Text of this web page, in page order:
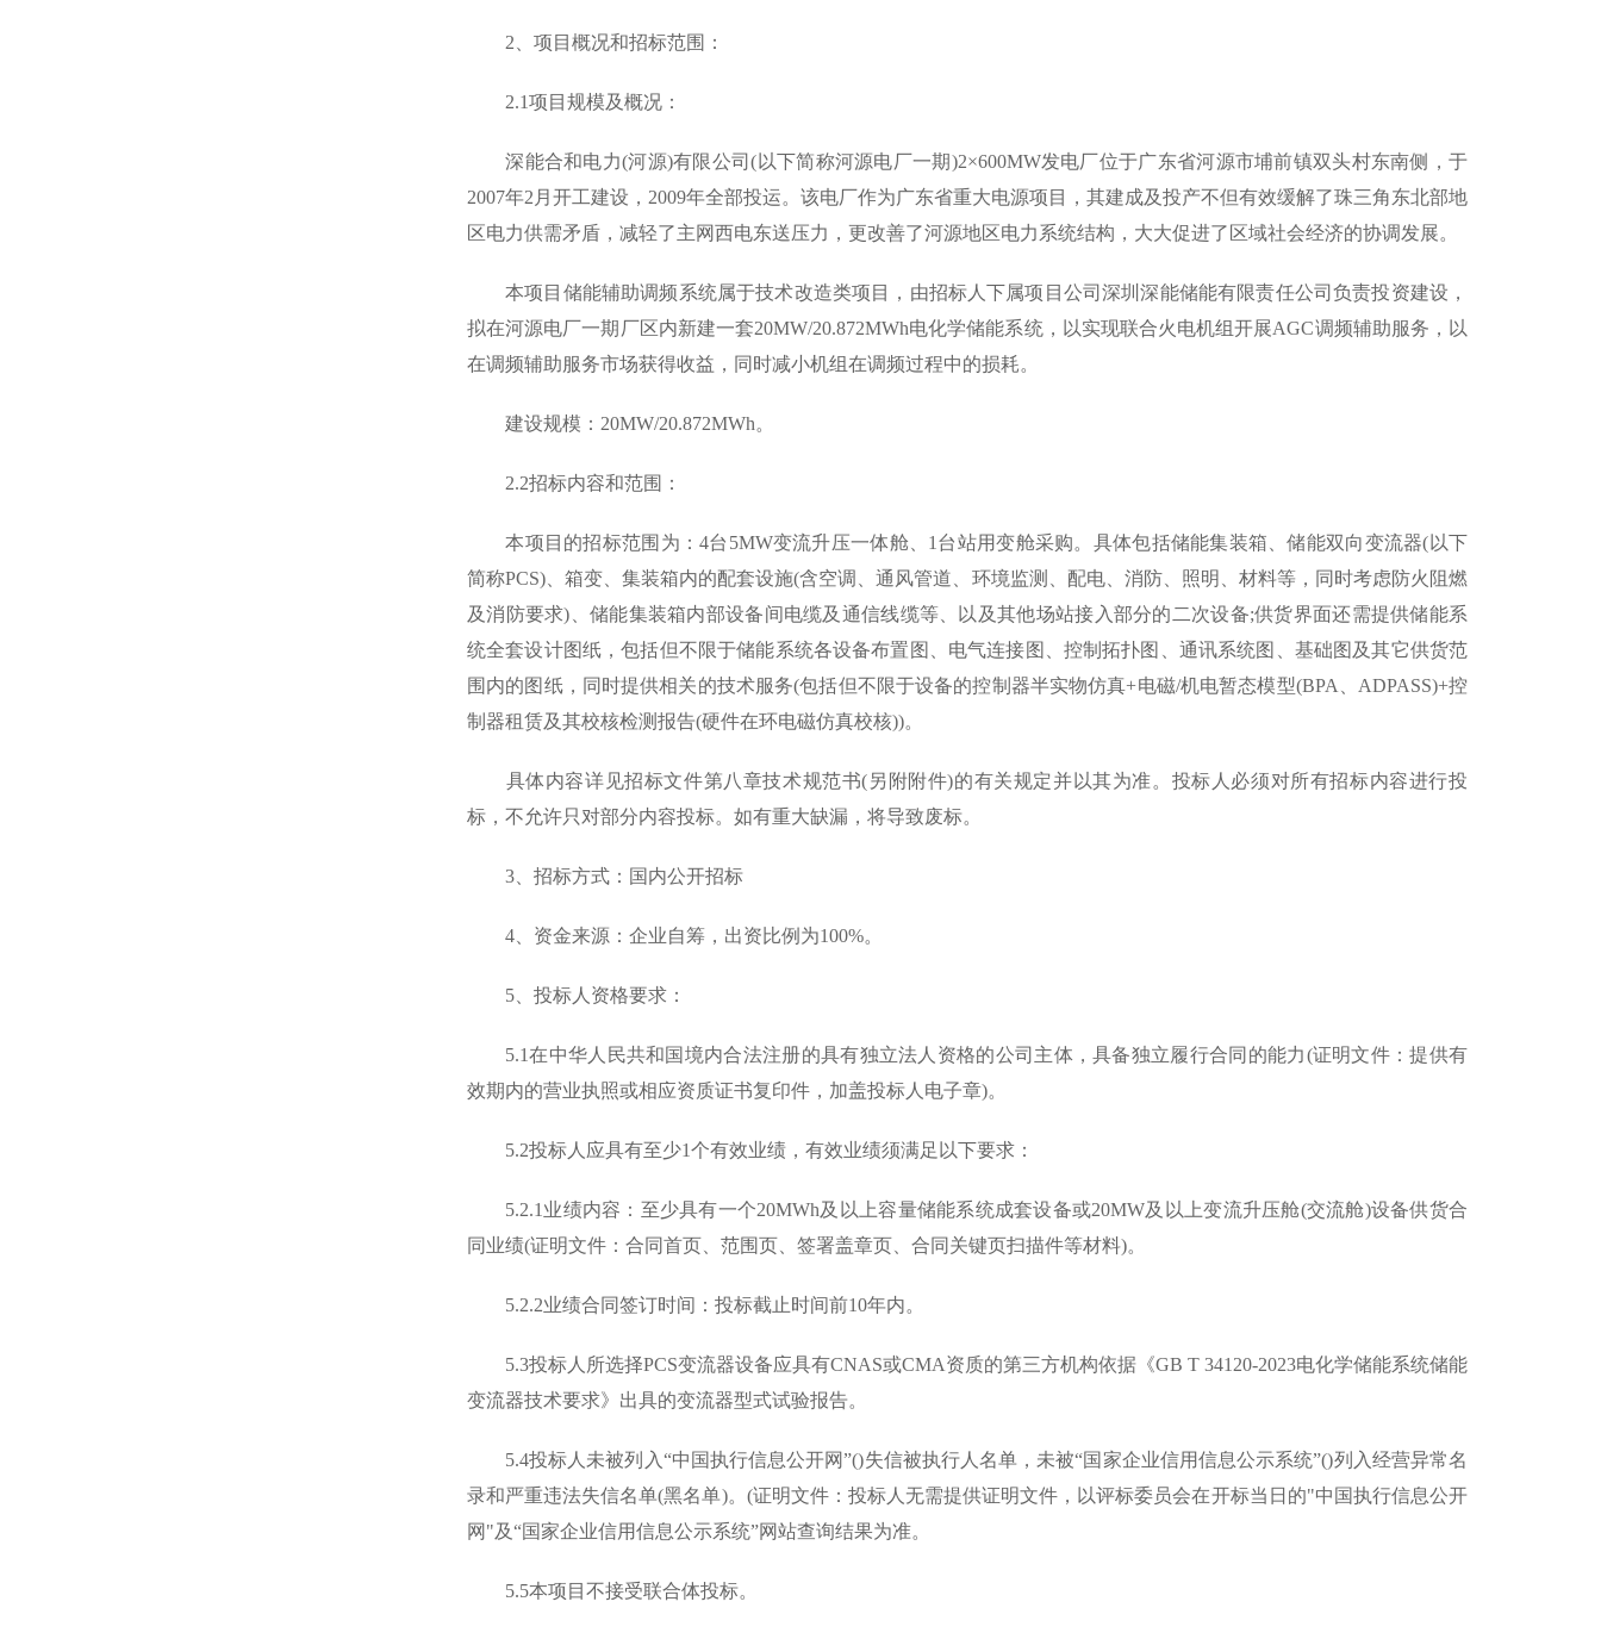
2、项目概况和招标范围：
2.1项目规模及概况：
深能合和电力(河源)有限公司(以下简称河源电厂一期)2×600MW发电厂位于广东省河源市埔前镇双头村东南侧，于
2007年2月开工建设，2009年全部投运。该电厂作为广东省重大电源项目，其建成及投产不但有效缓解了珠三角东北部地
区电力供需矛盾，减轻了主网西电东送压力，更改善了河源地区电力系统结构，大大促进了区域社会经济的协调发展。
本项目储能辅助调频系统属于技术改造类项目，由招标人下属项目公司深圳深能储能有限责任公司负责投资建设，
拟在河源电厂一期厂区内新建一套20MW/20.872MWh电化学储能系统，以实现联合火电机组开展AGC调频辅助服务，以
在调频辅助服务市场获得收益，同时减小机组在调频过程中的损耗。
建设规模：20MW/20.872MWh。
2.2招标内容和范围：
本项目的招标范围为：4台5MW变流升压一体舱、1台站用变舱采购。具体包括储能集装箱、储能双向变流器(以下
简称PCS)、箱变、集装箱内的配套设施(含空调、通风管道、环境监测、配电、消防、照明、材料等，同时考虑防火阻燃
及消防要求)、储能集装箱内部设备间电缆及通信线缆等、以及其他场站接入部分的二次设备;供货界面还需提供储能系
统全套设计图纸，包括但不限于储能系统各设备布置图、电气连接图、控制拓扑图、通讯系统图、基础图及其它供货范
围内的图纸，同时提供相关的技术服务(包括但不限于设备的控制器半实物仿真+电磁/机电暂态模型(BPA、ADPASS)+控
制器租赁及其校核检测报告(硬件在环电磁仿真校核))。
具体内容详见招标文件第八章技术规范书(另附附件)的有关规定并以其为准。投标人必须对所有招标内容进行投
标，不允许只对部分内容投标。如有重大缺漏，将导致废标。
3、招标方式：国内公开招标
4、资金来源：企业自筹，出资比例为100%。
5、投标人资格要求：
5.1在中华人民共和国境内合法注册的具有独立法人资格的公司主体，具备独立履行合同的能力(证明文件：提供有
效期内的营业执照或相应资质证书复印件，加盖投标人电子章)。
5.2投标人应具有至少1个有效业绩，有效业绩须满足以下要求：
5.2.1业绩内容：至少具有一个20MWh及以上容量储能系统成套设备或20MW及以上变流升压舱(交流舱)设备供货合
同业绩(证明文件：合同首页、范围页、签署盖章页、合同关键页扫描件等材料)。
5.2.2业绩合同签订时间：投标截止时间前10年内。
5.3投标人所选择PCS变流器设备应具有CNAS或CMA资质的第三方机构依据《GB T 34120-2023电化学储能系统储能
变流器技术要求》出具的变流器型式试验报告。
5.4投标人未被列入“中国执行信息公开网”()失信被执行人名单，未被“国家企业信用信息公示系统”()列入经营异常名
录和严重违法失信名单(黑名单)。(证明文件：投标人无需提供证明文件，以评标委员会在开标当日的"中国执行信息公开
网"及“国家企业信用信息公示系统”网站查询结果为准。
5.5本项目不接受联合体投标。